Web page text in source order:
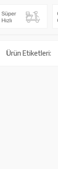
Ürün Etiketleri: